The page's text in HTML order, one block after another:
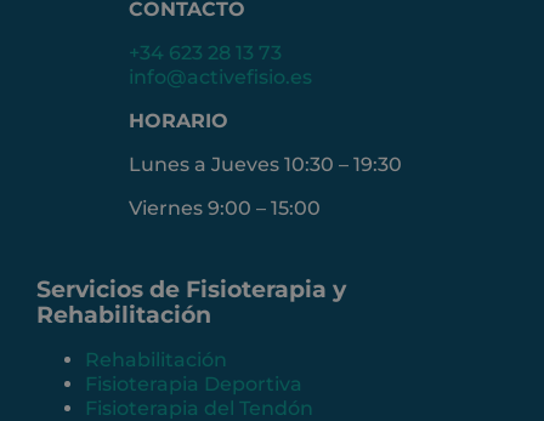
CONTACTO
+34 623 28 13 73
info@activefisio.es
HORARIO
Lunes a Jueves 10:30 – 19:30
Viernes 9:00 – 15:00
Servicios de Fisioterapia y
Rehabilitación
Rehabilitación
Fisioterapia Deportiva
Fisioterapia del Tendón